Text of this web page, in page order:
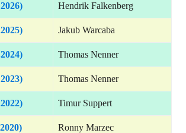
Hendrik Falkenberg
Jakub Warcaba
Thomas Nenner
Thomas Nenner
Timur Suppert
Ronny Marzec